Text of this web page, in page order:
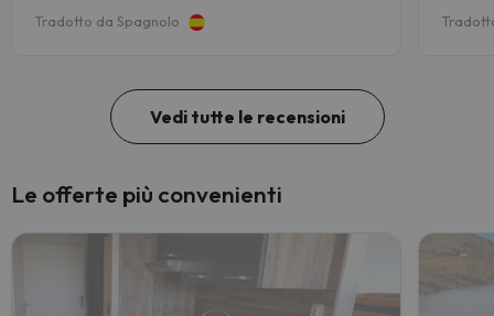
alojamiento, varios restaurantes y comercios
Tradotto da Spagnolo
Vedi tutte le recensioni
Le offerte più convenienti